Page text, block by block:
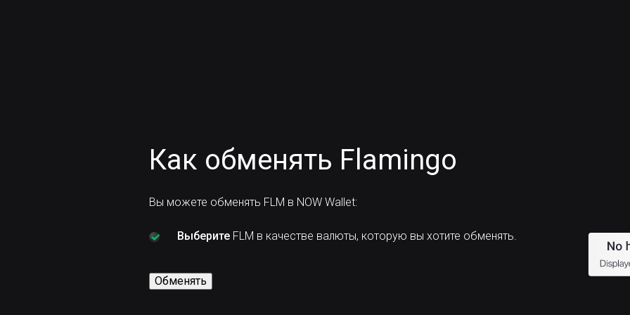
Как обменять Flamingo
Вы можете обменять FLM в NOW Wallet:
Выберите FLM в качестве валюты, которую вы хотите обменять.
Обменять